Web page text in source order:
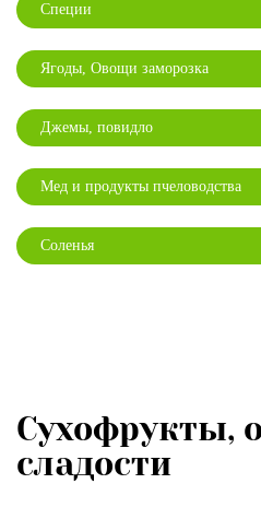
Специи
Ягоды, Овощи заморозка
Джемы, повидло
Мед и продукты пчеловодства
Соленья
Сухофрукты,
сладости